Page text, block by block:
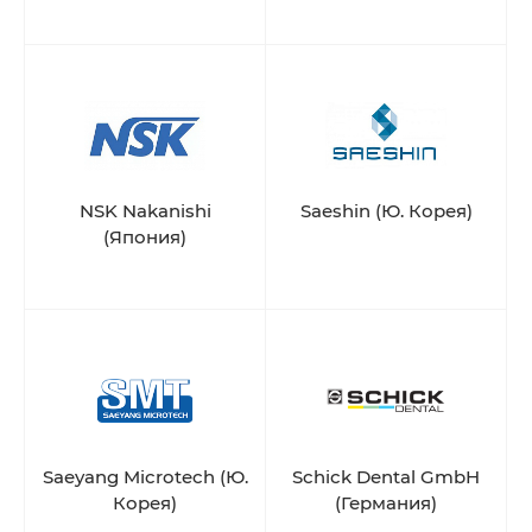
NSK Nakanishi
(Япония)
Saeshin (Ю. Корея)
Saeyang Microtech (Ю.
Корея)
Schick Dental GmbH
(Германия)